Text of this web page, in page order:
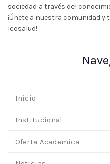
sociedad a través del
¡Únete a nuestra comunidad
Icosalud!
Inicio
Institucional
Oferta Academica